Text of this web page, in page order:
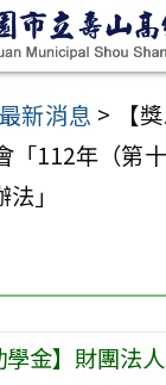
最新消息 >
【
「112年（第
」
學金】財團法